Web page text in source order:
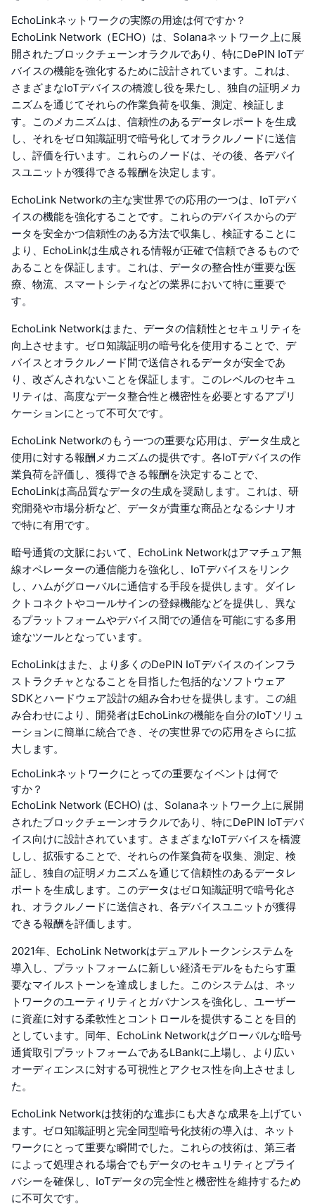
EchoLinkネットワークの実際の用途は何ですか？
EchoLink Network（ECHO）は、Solanaネットワーク上に展
開されたブロックチェーンオラクルであり、特にDePIN IoTデ
バイスの機能を強化するために設計されています。これは、
さまざまなIoTデバイスの橋渡し役を果たし、独自の証明メカ
ニズムを通じてそれらの作業負荷を収集、測定、検証しま
す。このメカニズムは、信頼性のあるデータレポートを生成
し、それをゼロ知識証明で暗号化してオラクルノードに送信
し、評価を行います。これらのノードは、その後、各デバイ
スユニットが獲得できる報酬を決定します。
EchoLink Networkの主な実世界での応用の一つは、IoTデバ
イスの機能を強化することです。これらのデバイスからのデ
ータを安全かつ信頼性のある方法で収集し、検証することに
より、EchoLinkは生成される情報が正確で信頼できるもので
あることを保証します。これは、データの整合性が重要な医
療、物流、スマートシティなどの業界において特に重要で
す。
EchoLink Networkはまた、データの信頼性とセキュリティを
向上させます。ゼロ知識証明の暗号化を使用することで、デ
バイスとオラクルノード間で送信されるデータが安全であ
り、改ざんされないことを保証します。このレベルのセキュ
リティは、高度なデータ整合性と機密性を必要とするアプリ
ケーションにとって不可欠です。
EchoLink Networkのもう一つの重要な応用は、データ生成と
使用に対する報酬メカニズムの提供です。各IoTデバイスの作
業負荷を評価し、獲得できる報酬を決定することで、
EchoLinkは高品質なデータの生成を奨励します。これは、研
究開発や市場分析など、データが貴重な商品となるシナリオ
で特に有用です。
暗号通貨の文脈において、EchoLink Networkはアマチュア無
線オペレーターの通信能力を強化し、IoTデバイスをリンク
し、ハムがグローバルに通信する手段を提供します。ダイレ
クトコネクトやコールサインの登録機能などを提供し、異な
るプラットフォームやデバイス間での通信を可能にする多用
途なツールとなっています。
EchoLinkはまた、より多くのDePIN IoTデバイスのインフラ
ストラクチャとなることを目指した包括的なソフトウェア
SDKとハードウェア設計の組み合わせを提供します。この組
み合わせにより、開発者はEchoLinkの機能を自分のIoTソリュ
ーションに簡単に統合でき、その実世界での応用をさらに拡
大します。
EchoLinkネットワークにとっての重要なイベントは何で
すか？
EchoLink Network (ECHO) は、Solanaネットワーク上に展開
されたブロックチェーンオラクルであり、特にDePIN IoTデバ
イス向けに設計されています。さまざまなIoTデバイスを橋渡
しし、拡張することで、それらの作業負荷を収集、測定、検
証し、独自の証明メカニズムを通じて信頼性のあるデータレ
ポートを生成します。このデータはゼロ知識証明で暗号化さ
れ、オラクルノードに送信され、各デバイスユニットが獲得
できる報酬を評価します。
2021年、EchoLink Networkはデュアルトークンシステムを
導入し、プラットフォームに新しい経済モデルをもたらす重
要なマイルストーンを達成しました。このシステムは、ネッ
トワークのユーティリティとガバナンスを強化し、ユーザー
に資産に対する柔軟性とコントロールを提供することを目的
としています。同年、EchoLink Networkはグローバルな暗号
通貨取引プラットフォームであるLBankに上場し、より広い
オーディエンスに対する可視性とアクセス性を向上させまし
た。
EchoLink Networkは技術的な進歩にも大きな成果を上げてい
ます。ゼロ知識証明と完全同型暗号化技術の導入は、ネット
ワークにとって重要な瞬間でした。これらの技術は、第三者
によって処理される場合でもデータのセキュリティとプライ
バシーを確保し、IoTデータの完全性と機密性を維持するため
に不可欠です。